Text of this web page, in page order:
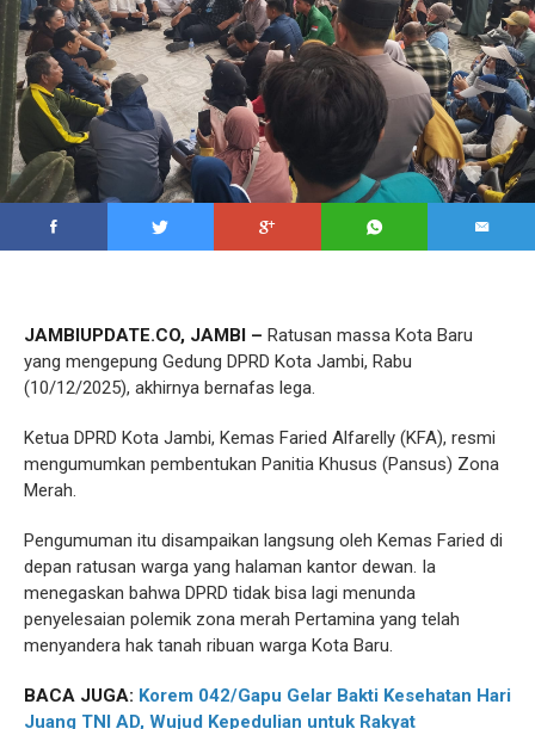
JAMBIUPDATE.CO, JAMBI – Ratusan massa Kota Baru
yang mengepung Gedung DPRD Kota Jambi, Rabu
(10/12/2025), akhirnya bernafas lega.
Ketua DPRD Kota Jambi, Kemas Faried Alfarelly (KFA), resmi
mengumumkan pembentukan Panitia Khusus (Pansus) Zona
Merah.
Pengumuman itu disampaikan langsung oleh Kemas Faried di
depan ratusan warga yang halaman kantor dewan. Ia
menegaskan bahwa DPRD tidak bisa lagi menunda
penyelesaian polemik zona merah Pertamina yang telah
menyandera hak tanah ribuan warga Kota Baru.
BACA JUGA: Korem 042/Gapu Gelar Bakti Kesehatan Hari
Juang TNI AD, Wujud Kepedulian untuk Rakyat